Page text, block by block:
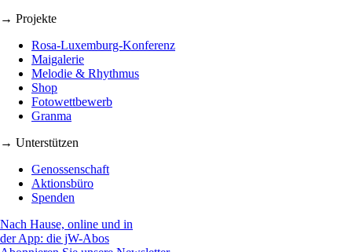
→ Projekte
Rosa-Luxemburg-Konferenz
Maigalerie
Melodie & Rhythmus
Shop
Fotowettbewerb
Granma
→ Unterstützen
Genossenschaft
Aktionsbüro
Spenden
Nach Hause, online und in
der App: die jW-Abos